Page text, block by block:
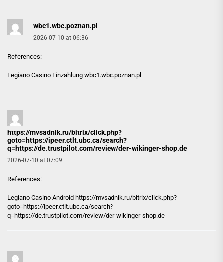
wbc1.wbc.poznan.pl
2026-07-10 at 06:36
References:
Legiano Casino Einzahlung wbc1.wbc.poznan.pl
https://mvsadnik.ru/bitrix/click.php?
goto=https://ipeer.ctlt.ubc.ca/search?
q=https://de.trustpilot.com/review/der-wikinger-shop.de
2026-07-10 at 07:09
References:
Legiano Casino Android https://mvsadnik.ru/bitrix/click.php?
goto=https://ipeer.ctlt.ubc.ca/search?
q=https://de.trustpilot.com/review/der-wikinger-shop.de